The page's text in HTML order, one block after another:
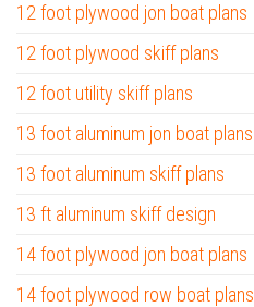
12 foot plywood jon boat plans
12 foot plywood skiff plans
12 foot utility skiff plans
13 foot aluminum jon boat plans
13 foot aluminum skiff plans
13 ft aluminum skiff design
14 foot plywood jon boat plans
14 foot plywood row boat plans